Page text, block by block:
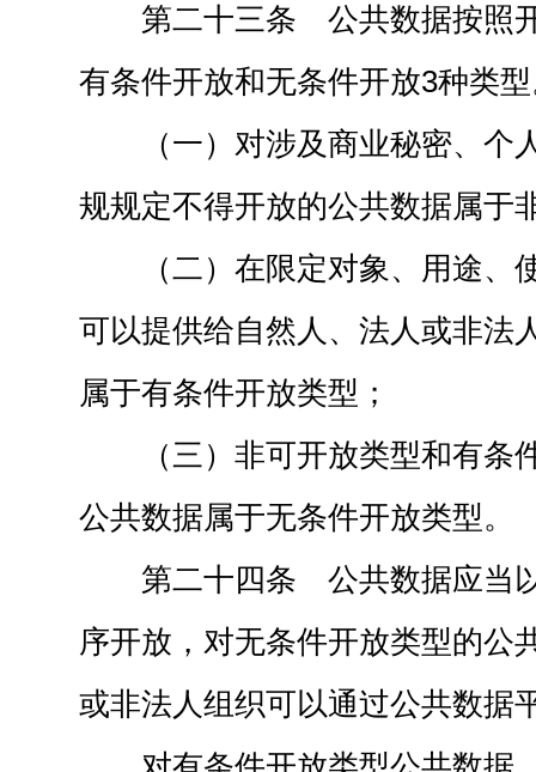
第二十三条 公共数据按照
有条件开放和无条件开放3种类
（一）对涉及商业秘密、
规规定不得开放的公共数据属于
（二）在限定对象、用途
可以提供给自然人、法人或非法
属于有条件开放类型；
（三）非可开放类型和有
公共数据属于无条件开放类型。
第二十四条 公共数据应当
序开放，对无条件开放类型的公
或非法人组织可以通过公共数据